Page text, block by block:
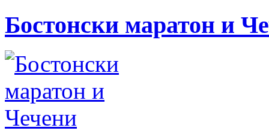
Бостонски маратон и